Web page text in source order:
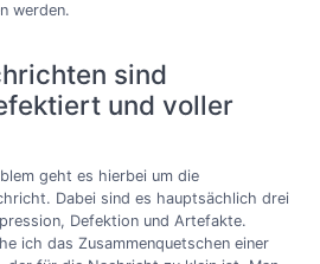
werden.
sind
und voller
geht es hierbei um die
Dabei sind es hauptsächlich drei
Defektion und Artefakte.
ich das Zusammenquetschen einer